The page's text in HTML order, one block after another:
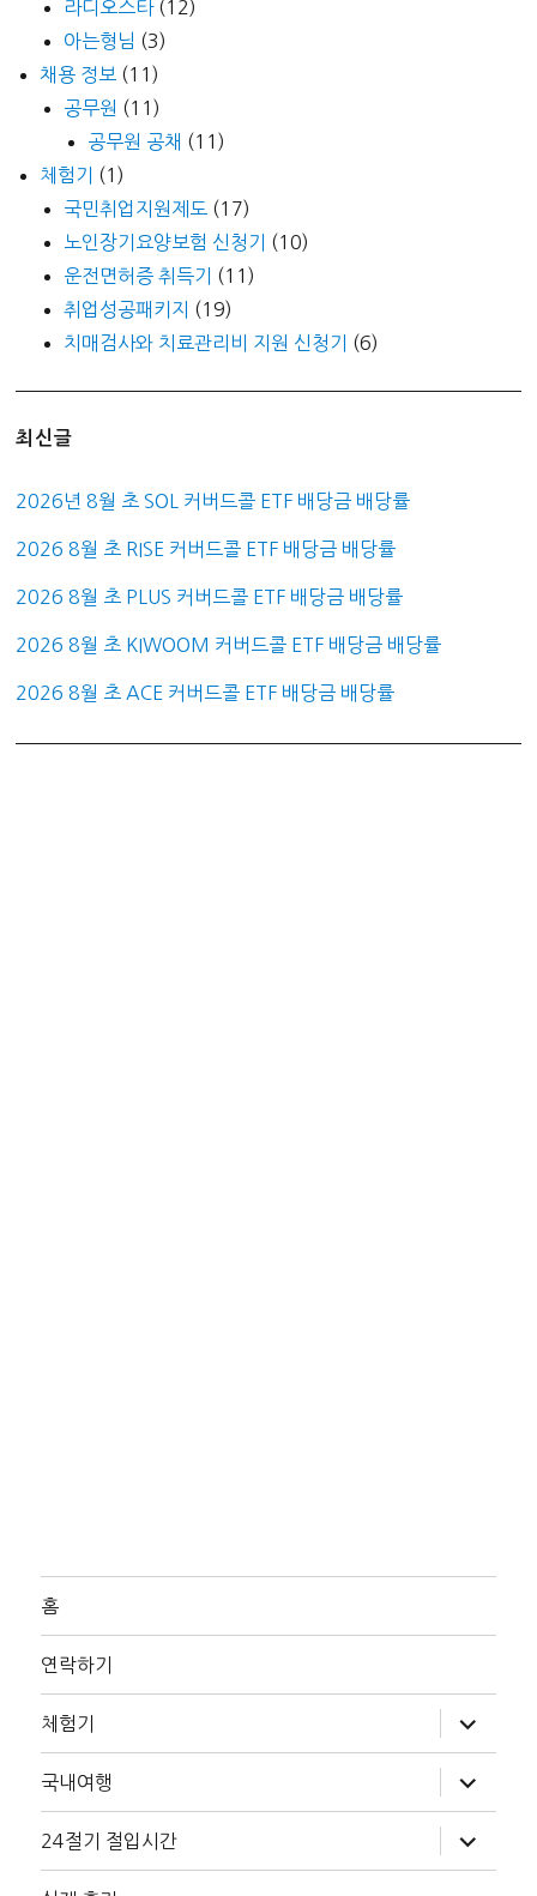
라디오스타(12)
아는형님 (3)
채용 정보 (11)
공무원 (11)
공무원 공채 (11)
체험기
(1)
국민취업지원제도 (17)
노인장기요양보험 신청기
(10)
운전면허증 취득기
(11)
취업성공패키지
(19)
치매검사와 치료관리비 지원 신청기
(6)
최신글
2026년 8월 초 SOL 커버드콜 ETF 배당금 배당률
2026 8월 초 RISE 커버드콜 ETF 배당금 배당률
2026 8월 초 PLUS 커버드콜 ETF 배당금 배당률
2026 8월 초 KIWOOM 커버드콜 ETF 배당금 배당률
2026 8월 초 ACE 커버드콜 ETF 배당금 배당률
홈
연락하기
체험기
위
메
확
장
국내여행
위
메
확
장
24절기 절입시간
위
메